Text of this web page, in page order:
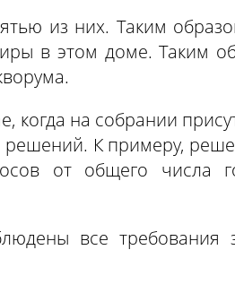
из них. Таким
в этом доме. Таким
на собрании
решений. К примеру,
от общего числа
все требования